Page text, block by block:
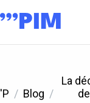
'P Blog
La